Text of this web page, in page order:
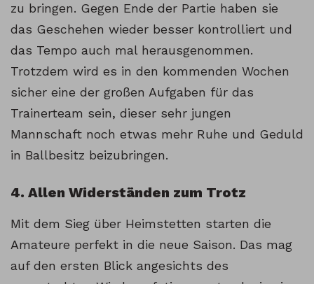
zu bringen. Gegen Ende der Partie haben sie
das Geschehen wieder besser kontrolliert und
das Tempo auch mal herausgenommen.
Trotzdem wird es in den kommenden Wochen
sicher eine der großen Aufgaben für das
Trainerteam sein, dieser sehr jungen
Mannschaft noch etwas mehr Ruhe und Geduld
in Ballbesitz beizubringen.
4. Allen Widerständen zum Trotz
Mit dem Sieg über Heimstetten starten die
Amateure perfekt in die neue Saison. Das mag
auf den ersten Blick angesichts des